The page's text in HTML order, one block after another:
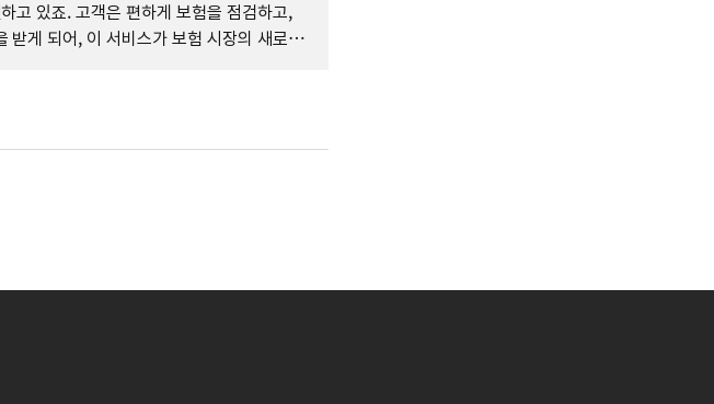
고 있죠. 고객은 편하게 보험을 점검하고,
받게 되어, 이 서비스가 보험 시장의 새로운